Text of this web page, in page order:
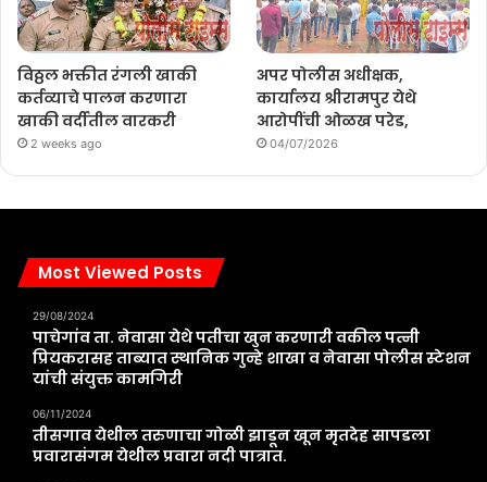
विठ्ठल भक्तीत रंगली खाकी
कर्तव्याचे पालन करणारा
खाकी वर्दीतील वारकरी
2 weeks ago
अपर पोलीस अधीक्षक,
कार्यालय श्रीरामपुर येथे
आरोपींची ओळख परेड,
04/07/2026
Most Viewed Posts
29/08/2024
पाचेगांव ता. नेवासा येथे पतीचा खुन करणारी वकील पत्नी
प्रियकरासह ताब्यात स्थानिक गुन्हे शाखा व नेवासा पोलीस स्टेशन
यांची संयुक्त कामगिरी
06/11/2024
तीसगाव येथील तरुणाचा गोळी झाडून खून मृतदेह सापडला
प्रवारासंगम येथील प्रवारा नदी पात्रात.